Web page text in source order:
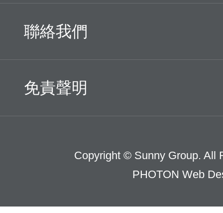
聯絡我們
免責聲明
Copyright © Sunny Group. All
PHOTON Web